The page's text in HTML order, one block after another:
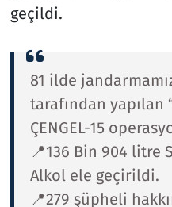
geçildi.
81 ilde
tarafından yapılan
ÇENGEL-15
📍136 Bin 904 litre
Alkol ele geçirildi.
📍279 şüpheli